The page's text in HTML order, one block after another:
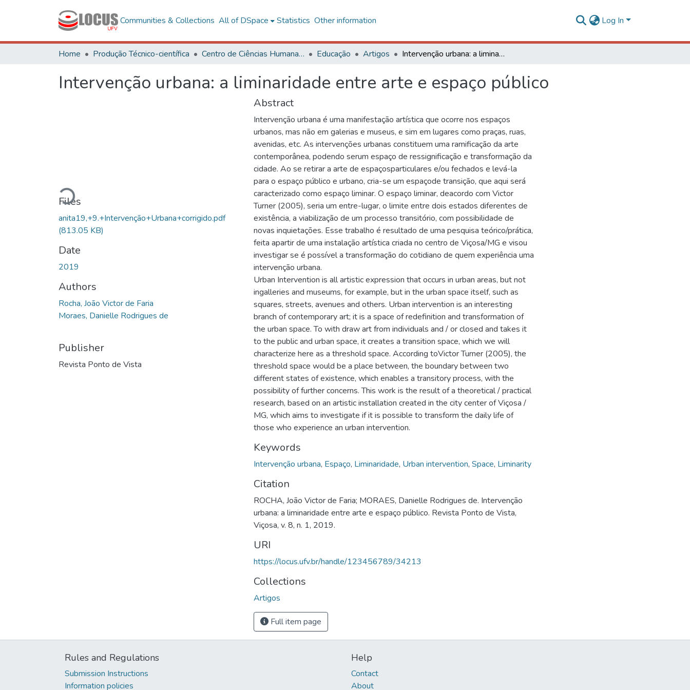
Communities & Collections All of DSpace Statistics Other information Log In
Home Produção Técnico-científica Centro de Ciências Humanas, Letras e Artes Educação Artigos Intervenção urbana: a liminaridade entre arte e espaço público
Intervenção urbana: a liminaridade entre arte e espaço público
Loading...
Files
anita19,+9.+Intervenção+Urbana+corrigido.pdf
(813.05 KB)
Date
2019
Authors
Rocha, João Victor de Faria
Moraes, Danielle Rodrigues de
Publisher
Revista Ponto de Vista
Abstract
Intervenção urbana é uma manifestação artística que ocorre nos espaços
urbanos, mas não em galerias e museus, e sim em lugares como praças, ruas,
avenidas, etc. As intervenções urbanas constituem uma ramificação da arte
contemporânea, podendo serum espaço de ressignificação e transformação da
cidade. Ao se retirar a arte de espaçosparticulares e/ou fechados e levá-la
para o espaço público e urbano, cria-se um espaçode transição, que aqui será
caracterizado como espaço liminar. O espaço liminar, deacordo com Victor
Turner (2005), seria um entre-lugar, o limite entre dois estados diferentes de
existência, a viabilização de um processo transitório, com possibilidade de
novas inquietações. Esse trabalho é resultado de uma pesquisa teórico/prática,
feita apartir de uma instalação artística criada no centro de Viçosa/MG e visou
investigar se é possível a transformação do cotidiano de quem experiência uma
intervenção urbana.
Urban Intervention is all artistic expression that occurs in urban areas, but not
ingalleries and museums, for example, but in the urban space itself, such as
squares, streets, avenues and others. Urban intervention is an interesting
branch of contemporary art; it is a space of redefinition and transformation of
the urban space. To with draw art from individuals and / or closed and takes it
to the public and urban space, it creates a transition space, which we will
characterize here as a threshold space. According toVictor Turner (2005), the
threshold space would be a place between, the boundary between two
different states of existence, which enables a transitory process, with the
possibility of further concerns. This work is the result of a theoretical / practical
research, based on an artistic installation created in the city center of Viçosa /
MG, which aims to investigate if it is possible to transform the daily life of
those who experience an urban intervention.
Keywords
Intervenção urbana, Espaço, Liminaridade, Urban intervention, Space, Liminarity
Citation
ROCHA, João Victor de Faria; MORAES, Danielle Rodrigues de. Intervenção
urbana: a liminaridade entre arte e espaço público. Revista Ponto de Vista,
Viçosa, v. 8, n. 1, 2019.
URI
https://locus.ufv.br/handle/123456789/34213
Collections
Artigos
Full item page
Rules and Regulations
Submission Instructions
Information policies
Help
Contact
About